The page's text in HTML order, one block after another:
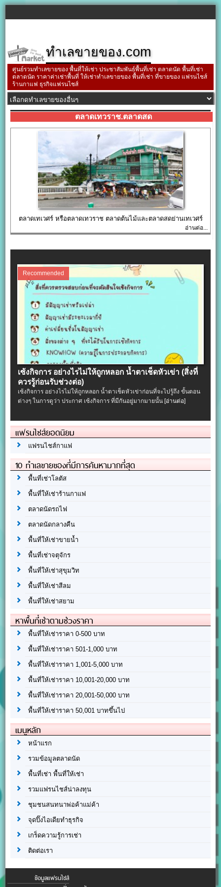
ทำเลขายของ.com
ศูนย์รวมทำเลขายของ พื้นที่ให้เช่า ประชาสัมพันธ์พื้นที่เช่า ตลาดนัด พื้นที่เช่า
ตลาดนัด ราคาค่าเช่าพื้นที่ ให้เช่าทำเลขายของ พื้นที่เช่า ที่ขายของ แฟรนไชส์
ร้านกาแฟ ธุรกิจแฟรนไชส์
ตลาดเทวราช.ตลาดสด
ตลาดเทเวศร์ หรือตลาดเทวราช ตลาดต้นไม้และตลาดสดย่านเทเวศร์
อ่านต่อ...
Recommended
เซ้งกิจการ อย่างไรไม่ให้ถูกหลอก น้ำตาเช็ดหัวเข่า (สิ่งที่
ควรรู้ก่อนรับช่วงต่อ)
เซ้งกิจการ อย่างไรไม่ให้ถูกหลอก น้ำตาเช็ดหัวเข่าก่อนที่จะไปรู้ถึง ขั้นตอน
ต่างๆ ในการดูว่า ประกาศ เซ้งกิจการ ที่มีกันอยู่มากมายนั้น[อ่านต่อ]
แฟรนไชส์ยอดนิยม
แฟรนไชส์กาแฟ
10 ทำเลขายของที่มีการค้นหามากที่สุด
พื้นที่เช่าโลตัส
พื้นที่ให้เช่าร้านกาแฟ
ตลาดนัดรถไฟ
ตลาดนัดกลางคืน
พื้นที่ให้เช่าขายน้ำ
พื้นที่เช่าจตุจักร
พื้นที่ให้เช่าสุขุมวิท
พื้นที่ให้เช่าสีลม
พื้นที่ให้เช่าสยาม
หาพื้นที่เช่าตามช่วงราคา
พื้นที่ให้เช่าราคา 0-500 บาท
พื้นที่ให้เช่าราคา 501-1,000 บาท
พื้นที่ให้เช่าราคา 1,001-5,000 บาท
พื้นที่ให้เช่าราคา 10,001-20,000 บาท
พื้นที่ให้เช่าราคา 20,001-50,000 บาท
พื้นที่ให้เช่าราคา 50,001 บาทขึ้นไป
เมนูหลัก
หน้าแรก
รวมข้อมูลตลาดนัด
พื้นที่เช่า พื้นที่ให้เช่า
รวมแฟรนไชส์น่าลงทุน
ชุมชนสนทนาพ่อค้าแม่ค้า
จุดปิ๊งไอเดียทำธุรกิจ
เกร็ดความรู้การเช่า
ติดต่อเรา
ข้อมูลแฟรนไชส์